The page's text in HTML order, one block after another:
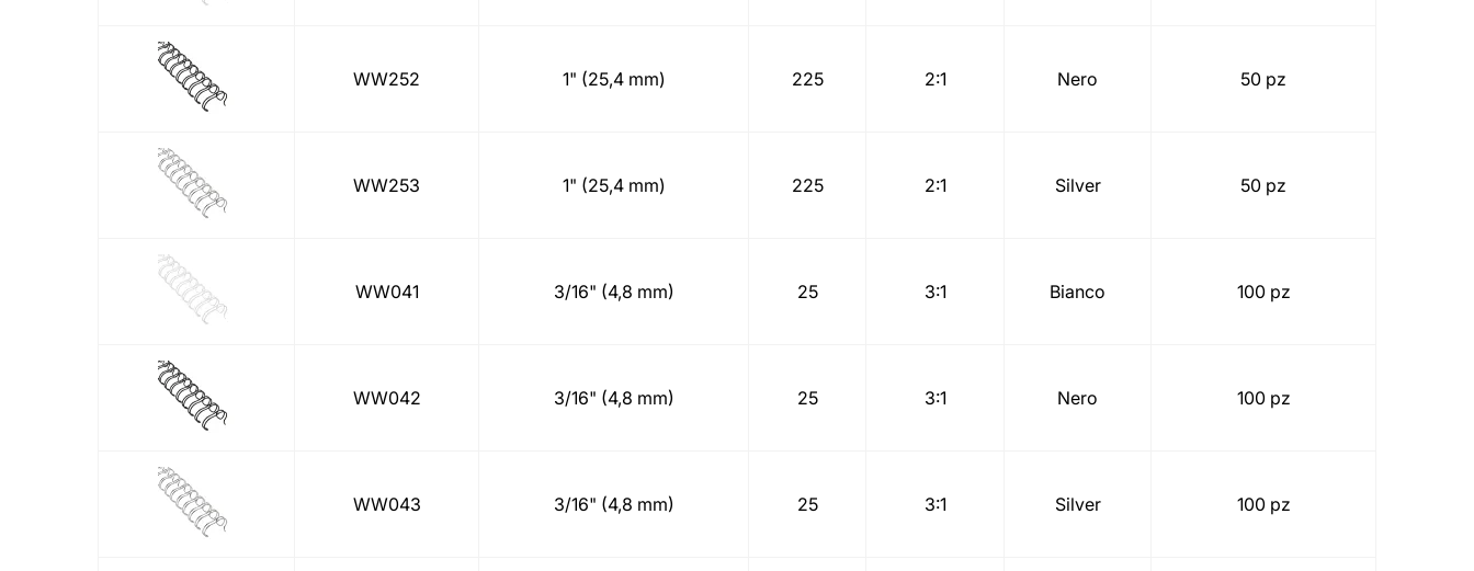
WW252 1" (25,4 mm) 225 2:1 Nero 50 pz
WW253 1" (25,4 mm) 225 2:1 Silver 50 pz
WW041 3/16" (4,8 mm) 25 3:1 Bianco 100 pz
WW042 3/16" (4,8 mm) 25 3:1 Nero 100 pz
WW043 3/16" (4,8 mm) 25 3:1 Silver 100 pz